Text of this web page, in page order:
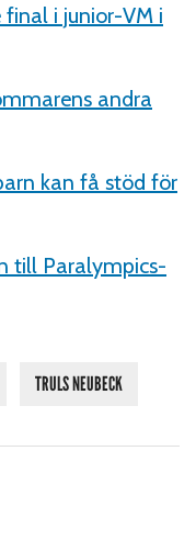
i junior-VM i
andra
kan få stöd för
till Paralympics-
TRULS NEUBECK